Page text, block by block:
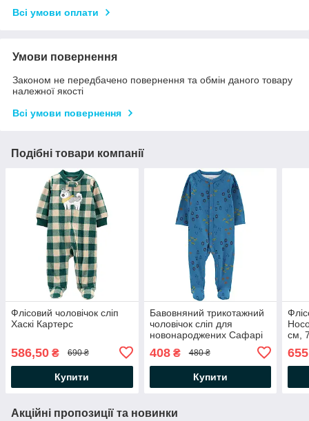
Всі умови оплати
Умови повернення
Законом не передбачено повернення та обмін даного товару
належної якості
Всі умови повернення
Подібні товари компанії
Флісовий чоловічок сліп
Хаскі Картерс
586,50 ₴ 690 ₴
Купити
Бавовняний трикотажний
чоловічок сліп для
новонароджених Сафарі
408₴ 480 ₴
Купити
см,
Акційні пропозиції та новинки